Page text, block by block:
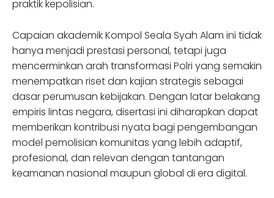
praktik kepolisian.
Capaian akademik Kompol Seala Syah Alam ini tidak
hanya menjadi prestasi personal, tetapi juga
mencerminkan arah transformasi Polri yang semakin
menempatkan riset dan kajian strategis sebagai
dasar perumusan kebijakan. Dengan latar belakang
empiris lintas negara, disertasi ini diharapkan dapat
memberikan kontribusi nyata bagi pengembangan
model pemolisian komunitas yang lebih adaptif,
profesional, dan relevan dengan tantangan
keamanan nasional maupun global di era digital.